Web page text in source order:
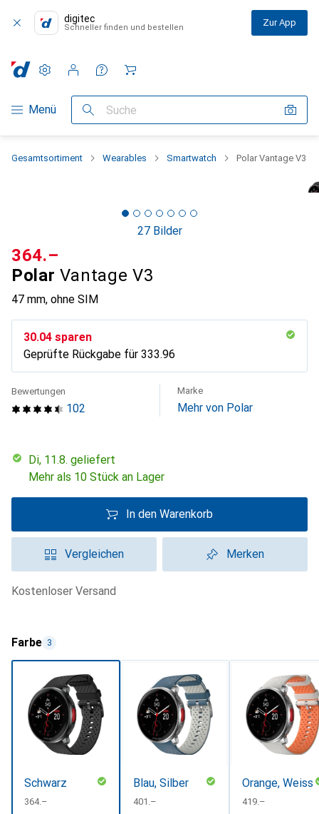
digitec
Schneller finden und bestellen Zur App
Navigation nach Kategorien
Menü Suche
Einstellungen
Kundenkonto
Vergleichslisten
Merklisten
Warenkorb
Gesamtsortiment Wearables Smartwatch Polar Vantage V3
27 Bilder
Polar Vantage V3
47 mm, ohne SIM
CHF
364.–
CHF
30.04 sparen
Geprüfte Rückgabe für CHF
333.96
102
Bewertungen Marke
Mehr von Polar
Di, 11.8. geliefert
Mehr als 10 Stück an Lager
In den Warenkorb
Vergleichen Merken
kostenloser Versand
Farbe 3
Schwarz
CHF
364.–
Blau, Silber
CHF
401.–
Orange, Weiss
CHF
419.–